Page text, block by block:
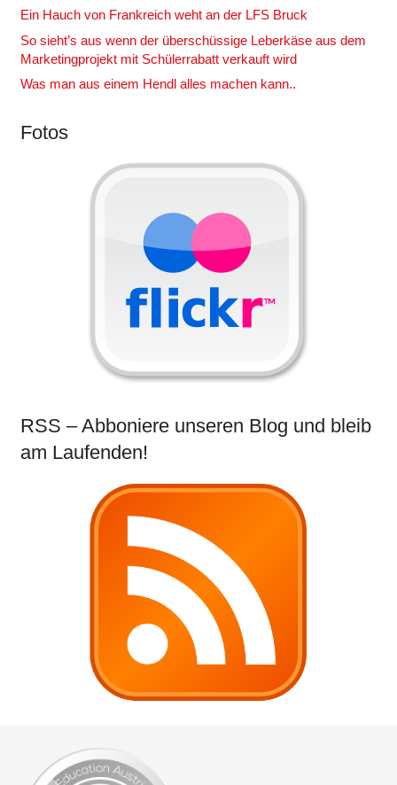
Ein Hauch von Frankreich weht an der LFS Bruck
So sieht’s aus wenn der überschüssige Leberkäse aus dem
Marketingprojekt mit Schülerrabatt verkauft wird
Was man aus einem Hendl alles machen kann..
Fotos
RSS – Abboniere unseren Blog und bleib
am Laufenden!